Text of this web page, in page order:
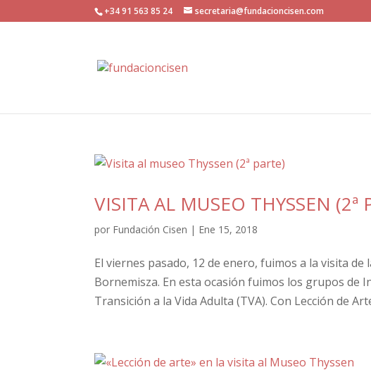
+34 91 563 85 24 secretaria@fundacioncisen.com
VISITA AL MUSEO THYSSEN (2ª
por Fundación Cisen | Ene 15, 2018
El viernes pasado, 12 de enero, fuimos a la visita
Bornemisza. En esta ocasión fuimos los grupos de
Transición a la Vida Adulta (TVA). Con Lección de